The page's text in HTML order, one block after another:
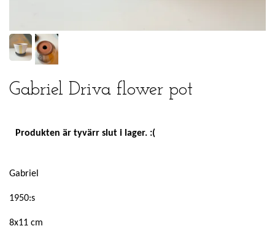
Gabriel Driva flower pot
Produkten är tyvärr slut i lager. :(
Gabriel
1950:s
8x11 cm